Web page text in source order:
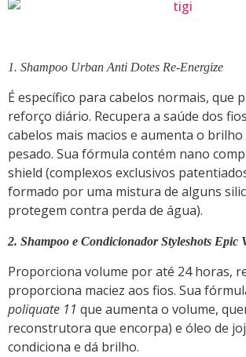
1. Shampoo Urban Anti Dotes Re-Energize
É específico para cabelos normais, que
reforço diário. Recupera a saúde dos
cabelos mais macios e aumenta o
pesado. Sua fórmula contém nano
shield (complexos exclusivos
formado por uma mistura de alguns
protegem contra perda de água).
2. Shampoo e Condicionador Styleshots Epic
Proporciona volume por até 24 horas,
proporciona maciez aos fios. Sua
poliquate 11 que aumenta o volume,
reconstrutora que encorpa) e óleo de
condiciona e dá brilho.